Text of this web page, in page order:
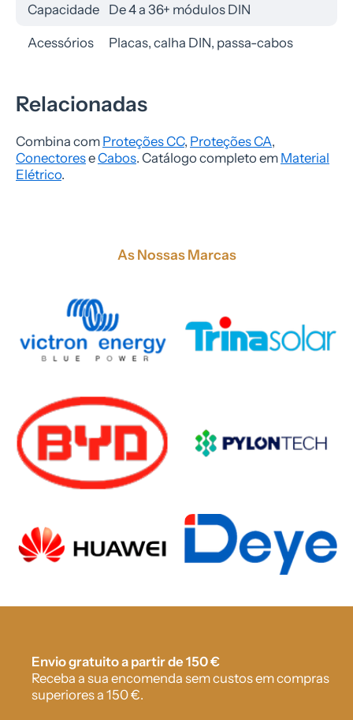
Capacidade De 4 a 36+ módulos DIN
Acessórios Placas, calha DIN, passa-cabos
Relacionadas
Combina com Proteções CC, Proteções CA,
ConectoreseCabos. Catálogo completo em Material
Elétrico.
As Nossas Marcas
Envio gratuito a partir de 150 €
Receba a sua encomenda sem custos em compras
superiores a 150 €.